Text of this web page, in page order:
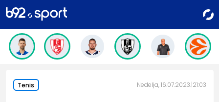
Tenis Nedelja, 16.07.2023. 21:03